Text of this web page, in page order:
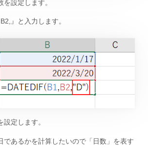
設定します。
』と入力します。
定します。
であるかを計算したいので「日数」を表す